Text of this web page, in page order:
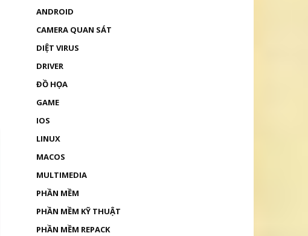
ANDROID
CAMERA QUAN SÁT
DIỆT VIRUS
DRIVER
ĐỒ HỌA
GAME
IOS
LINUX
MACOS
MULTIMEDIA
PHẦN MỀM
PHẦN MỀM KỸ THUẬT
PHẦN MỀM REPACK